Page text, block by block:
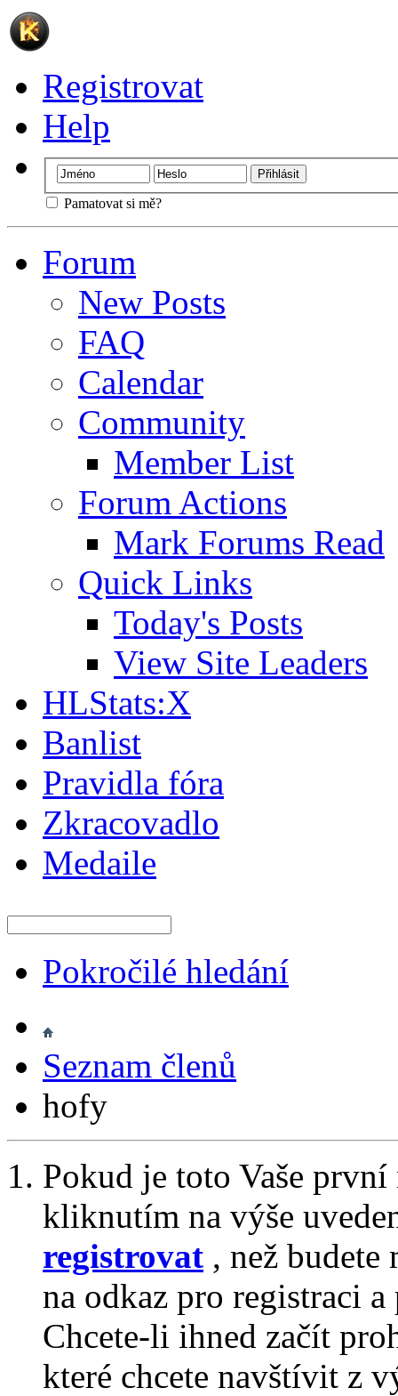
Registrovat
Help
Pamatovat si mě?
Forum
New Posts
FAQ
Calendar
Community
Member List
Forum Actions
Mark Forums Read
Quick Links
Today's Posts
View Site Leaders
HLStats:X
Banlist
Pravidla fóra
Zkracovadlo
Medaile
Pokročilé hledání
Seznam členů
hofy
Pokud je toto Vaše
kliknutím na výše
registrovat , než
na odkaz pro registraci
Chcete-li ihned začít
které chcete navštívit z